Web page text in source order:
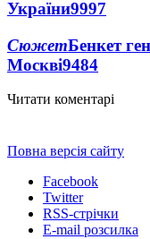
України9997
СюжетБенкет
Москві9484
Читати коментарі
Повна версія сайту
Facebook
Twitter
RSS-стрічки
E-mail розсилка